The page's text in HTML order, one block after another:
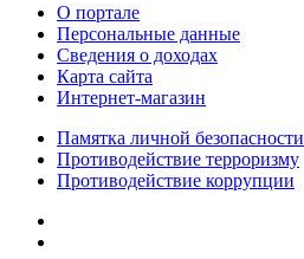
О портале
Персональные данные
Сведения о доходах
Карта сайта
Интернет-магазин
Памятка личной безопасности
Противодействие терроризму
Противодействие коррупции